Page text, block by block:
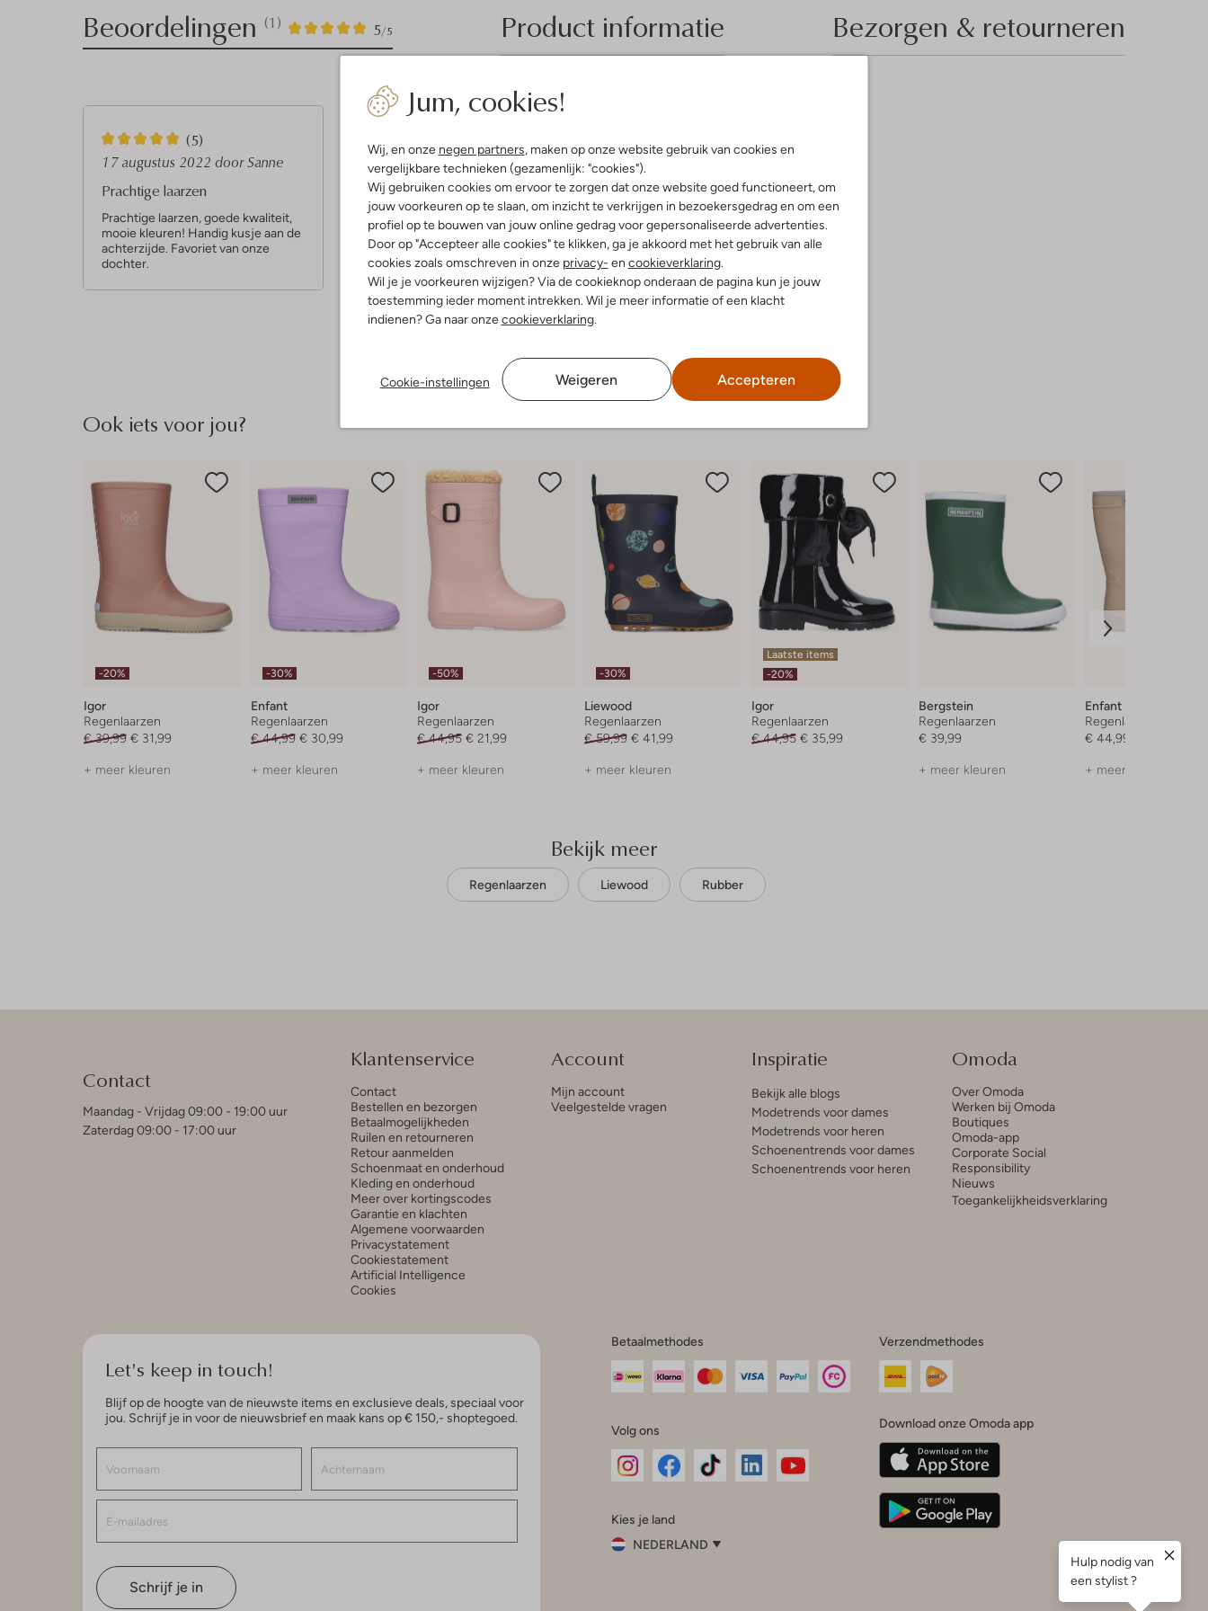
Jum, cookies!
Wij, en onze negen partners, maken op onze website gebruik van cookies en
vergelijkbare technieken (gezamenlijk: "cookies").
Wij gebruiken cookies om ervoor te zorgen dat onze website goed functioneert, om
jouw voorkeuren op te slaan, om inzicht te verkrijgen in bezoekersgedrag en om een
profiel op te bouwen van jouw online gedrag voor gepersonaliseerde advertenties.
Door op "Accepteer alle cookies" te klikken, ga je akkoord met het gebruik van alle
cookies zoals omschreven in onze privacy- en cookieverklaring.
Wil je je voorkeuren wijzigen? Via de cookieknop onderaan de pagina kun je jouw
toestemming ieder moment intrekken. Wil je meer informatie of een klacht
indienen? Ga naar onzecookieverklaring.
Cookie-instellingen Weigeren Accepteren
Product informatie
Beoordelingen (1) 5/5
1
5
Bezorgen & retourneren
5
S
t
e
r
r
e
(5)
17 augustus 2022 door Sanne
Prachtige laarzen
Prachtige laarzen, goede kwaliteit,
mooie kleuren! Handig kusje aan de
achterzijde. Favoriet van onze
dochter.
Ook iets voor jou?
-20%
Igor
Regenlaarzen
€ 39,99 € 31,99
+ meer kleuren
-30%
Enfant
Regenlaarzen
€ 44,99 € 30,99
+ meer kleuren
-50%
Igor
Regenlaarzen
€ 44,95 € 21,99
+ meer kleuren
-30%
Liewood
Regenlaarzen
€ 59,99 € 41,99
+ meer kleuren
Laatste items
-20%
Igor
Regenlaarzen
€ 44,95 € 35,99
Bergstein
Regenlaarzen
€ 39,99
+ meer kleuren
Enfant
Regenlaarzen
€ 44,99
+ meer kleuren
Bekijk meer
Regenlaarzen Liewood Rubber
Contact
Maandag - Vrijdag 09:00 - 19:00 uur
Zaterdag 09:00 - 17:00 uur
Klantenservice
Contact
Bestellen en bezorgen
Betaalmogelijkheden
Ruilen en retourneren
Retour aanmelden
Schoenmaat en onderhoud
Kleding en onderhoud
Meer over kortingscodes
Garantie en klachten
Algemene voorwaarden
Privacystatement
Cookiestatement
Artificial Intelligence
Cookies
Account
Mijn account
Veelgestelde vragen
Inspiratie
Bekijk alle blogs
Modetrends voor dames
Modetrends voor heren
Schoenentrends voor dames
Schoenentrends voor heren
Omoda
Over Omoda
Werken bij Omoda
Boutiques
Omoda-app
Corporate Social
Responsibility
Nieuws
Toegankelijkheidsverklaring
Let's keep in touch!
Blijf op de hoogte van de nieuwste items en exclusieve deals, speciaal voor
jou. Schrijf je in voor de nieuwsbrief en maak kans op € 150,- shoptegoed.
Schrijf je in
Betaalmethodes
Volg ons
InstagramFacebook
Kies je land
NEDERLAND
Verzendmethodes
Download onze Omoda app